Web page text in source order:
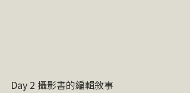
Day 2 攝影書的編輯敘事